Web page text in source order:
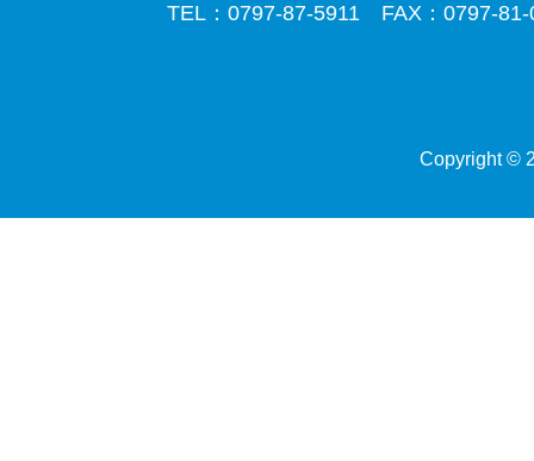
TEL：0797-87-5911 FAX：0797-81-
Copyright ©